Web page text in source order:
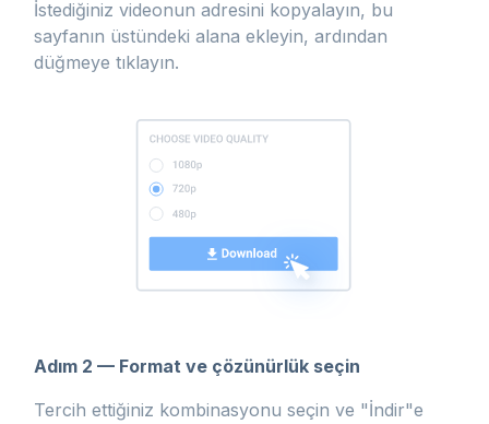
İstediğiniz videonun adresini kopyalayın, bu
sayfanın üstündeki alana ekleyin, ardından
düğmeye tıklayın.
Adım 2 — Format ve çözünürlük seçin
Tercih ettiğiniz kombinasyonu seçin ve "İndir"e